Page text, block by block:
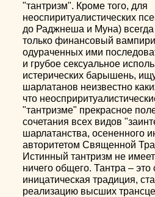
"тантризм". Кроме того, для
неоспиритуалистических
до Раджнеша и Муна)
только финансовый
одураченных ими
и грубое сексуальное
истерических барышень,
шарлатанов неизвестно
что
"тантризме" прекрасное
сочетания всех видов
шарлатанства, осененного
авторитетом Священной
Истинный тантризм не
ничего общего. Тантра – это
иницатическая традиция,
реализацию высших